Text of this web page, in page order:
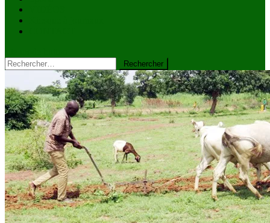
Rechercher :